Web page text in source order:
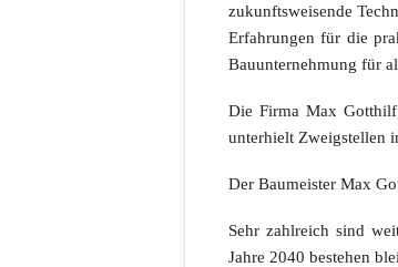
zukunftsweisende
Erfahrungen für die
Bauunternehmung für
Die Firma Max Gotthilf
unterhielt Zweigstellen
Der Baumeister Max
Sehr zahlreich sind
Jahre 2040 bestehen